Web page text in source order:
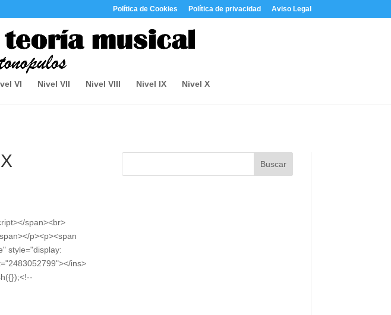
Política de Cookies Política de privacidad Aviso Legal
VI Nivel VII Nivel VIII Nivel IX Nivel X
span><br>
p><p><span
style="display:
ins>